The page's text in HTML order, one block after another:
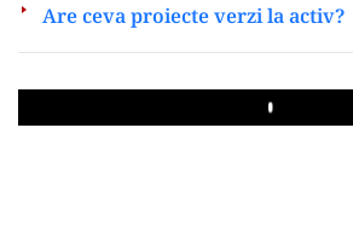
Are ceva proiecte verzi la activ?
Play